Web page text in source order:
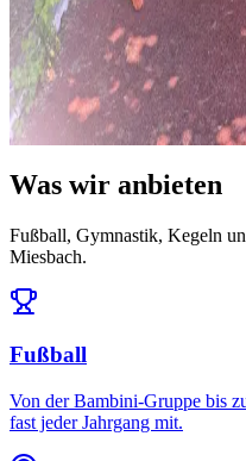
Ausblick: Das erwartet
Die Ligeneinteilung steht und
Juli daheim gegen den FC
Alle News & Termine ansehen
Was wir anbieten
Fußball, Gymnastik, Kegeln
Miesbach.
Fußball
Von der Bambini-Gruppe bis
fast jeder Jahrgang mit.